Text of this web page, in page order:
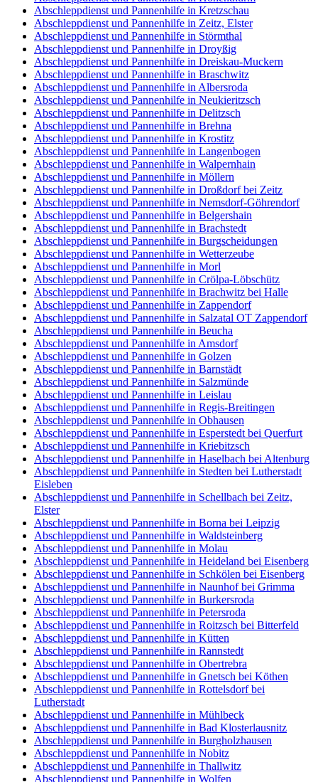
Abschleppdienst und Pannenhilfe in Kretzschau
Abschleppdienst und Pannenhilfe in Zeitz, Elster
Abschleppdienst und Pannenhilfe in Störmthal
Abschleppdienst und Pannenhilfe in Droyßig
Abschleppdienst und Pannenhilfe in Dreiskau-Muckern
Abschleppdienst und Pannenhilfe in Braschwitz
Abschleppdienst und Pannenhilfe in Albersroda
Abschleppdienst und Pannenhilfe in Neukieritzsch
Abschleppdienst und Pannenhilfe in Delitzsch
Abschleppdienst und Pannenhilfe in Brehna
Abschleppdienst und Pannenhilfe in Krostitz
Abschleppdienst und Pannenhilfe in Langenbogen
Abschleppdienst und Pannenhilfe in Walpernhain
Abschleppdienst und Pannenhilfe in Möllern
Abschleppdienst und Pannenhilfe in Droßdorf bei Zeitz
Abschleppdienst und Pannenhilfe in Nemsdorf-Göhrendorf
Abschleppdienst und Pannenhilfe in Belgershain
Abschleppdienst und Pannenhilfe in Brachstedt
Abschleppdienst und Pannenhilfe in Burgscheidungen
Abschleppdienst und Pannenhilfe in Wetterzeube
Abschleppdienst und Pannenhilfe in Morl
Abschleppdienst und Pannenhilfe in Crölpa-Löbschütz
Abschleppdienst und Pannenhilfe in Brachwitz bei Halle
Abschleppdienst und Pannenhilfe in Zappendorf
Abschleppdienst und Pannenhilfe in Salzatal OT Zappendorf
Abschleppdienst und Pannenhilfe in Beucha
Abschleppdienst und Pannenhilfe in Amsdorf
Abschleppdienst und Pannenhilfe in Golzen
Abschleppdienst und Pannenhilfe in Barnstädt
Abschleppdienst und Pannenhilfe in Salzmünde
Abschleppdienst und Pannenhilfe in Leislau
Abschleppdienst und Pannenhilfe in Regis-Breitingen
Abschleppdienst und Pannenhilfe in Obhausen
Abschleppdienst und Pannenhilfe in Esperstedt bei Querfurt
Abschleppdienst und Pannenhilfe in Kriebitzsch
Abschleppdienst und Pannenhilfe in Haselbach bei Altenburg
Abschleppdienst und Pannenhilfe in Stedten bei Lutherstadt
Eisleben
Abschleppdienst und Pannenhilfe in Schellbach bei Zeitz,
Elster
Abschleppdienst und Pannenhilfe in Borna bei Leipzig
Abschleppdienst und Pannenhilfe in Waldsteinberg
Abschleppdienst und Pannenhilfe in Molau
Abschleppdienst und Pannenhilfe in Heideland bei Eisenberg
Abschleppdienst und Pannenhilfe in Schkölen bei Eisenberg
Abschleppdienst und Pannenhilfe in Naunhof bei Grimma
Abschleppdienst und Pannenhilfe in Burkersroda
Abschleppdienst und Pannenhilfe in Petersroda
Abschleppdienst und Pannenhilfe in Roitzsch bei Bitterfeld
Abschleppdienst und Pannenhilfe in Kütten
Abschleppdienst und Pannenhilfe in Rannstedt
Abschleppdienst und Pannenhilfe in Obertrebra
Abschleppdienst und Pannenhilfe in Gnetsch bei Köthen
Abschleppdienst und Pannenhilfe in Rottelsdorf bei
Lutherstadt
Abschleppdienst und Pannenhilfe in Mühlbeck
Abschleppdienst und Pannenhilfe in Bad Klosterlausnitz
Abschleppdienst und Pannenhilfe in Burgholzhausen
Abschleppdienst und Pannenhilfe in Nobitz
Abschleppdienst und Pannenhilfe in Thallwitz
Abschleppdienst und Pannenhilfe in Wolfen